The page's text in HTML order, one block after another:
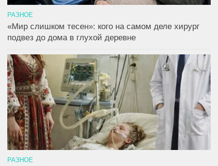
РАЗНОЕ
«Мир слишком тесен»: кого на самом деле хирург
подвез до дома в глухой деревне
РАЗНОЕ